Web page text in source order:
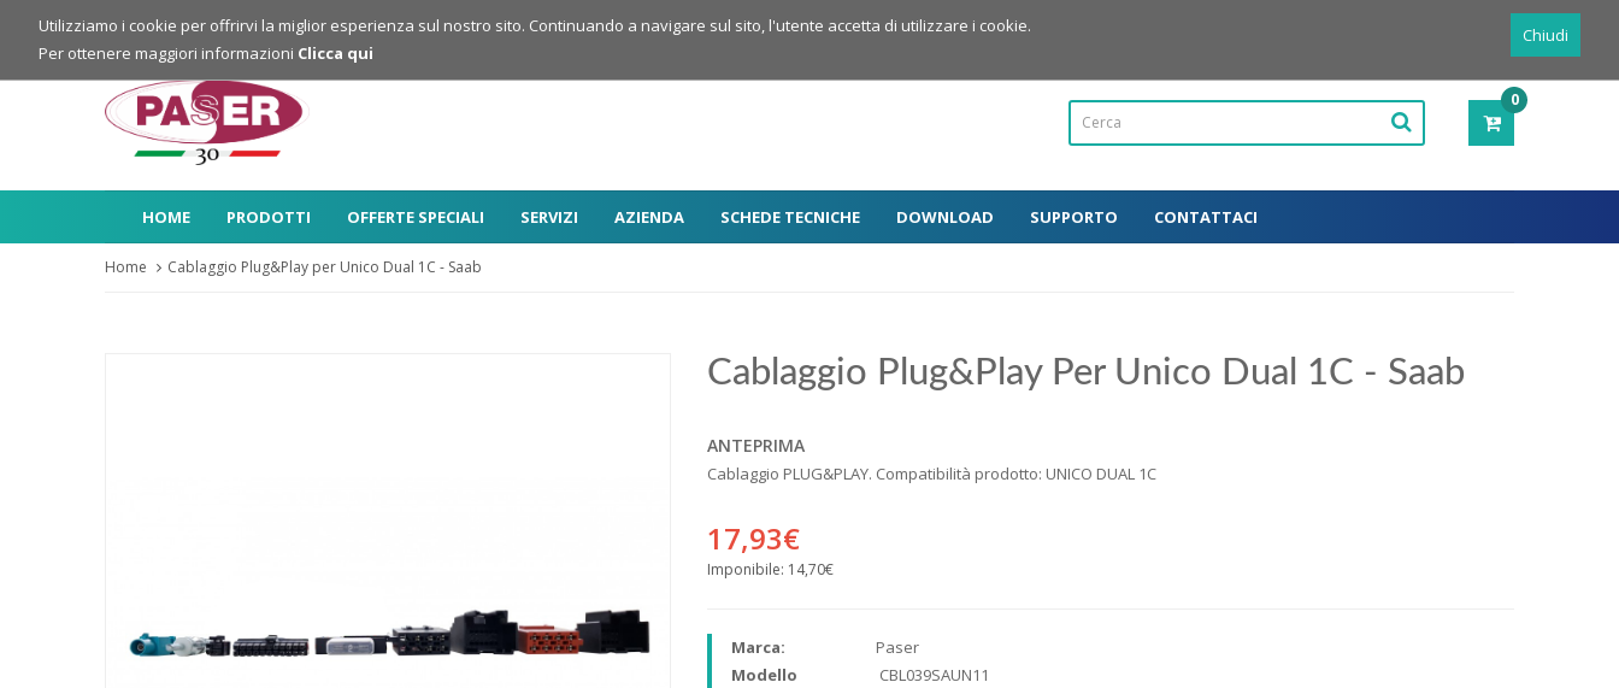
Login Registrazione
0
-
HOME PRODOTTI OFFERTE SPECIALI SERVIZI AZIENDA SCHEDE TECNICHE DOWNLOAD SUPPORTO CONTATTACI
Home Cablaggio Plug&Play per Unico Dual 1C - Saab
Cablaggio Plug&Play Per Unico Dual 1C - Saab
ANTEPRIMA
Cablaggio PLUG&PLAY. Compatibilità prodotto: UNICO DUAL 1C
17,93€
Imponibile: 14,70€
Marca:
Paser
Modello
CBL039SAUN11
Chiudi
Utilizziamo i cookie per offrirvi la miglior esperienza sul nostro sito. Continuando a navigare sul sito, l'utente accetta di utilizzare i cookie.
Per ottenere maggiori informazioni Clicca qui